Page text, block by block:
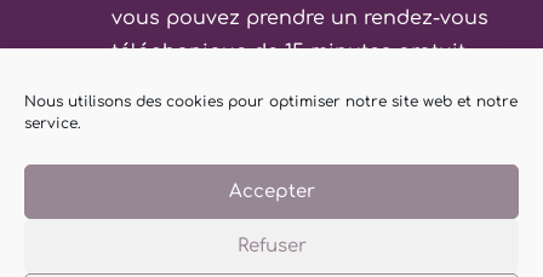
Nous utilisons des cookies pour optimiser notre site web et notre
service.
Accepter
Refuser
vous pouvez prendre un rendez-vous
téléphonique de 15 minutes gratuit.
Prendre RDV
Mieux-êtrologie par Chrystèle Bonnin à
Beaussais sur mer06 16 42 52 46 |